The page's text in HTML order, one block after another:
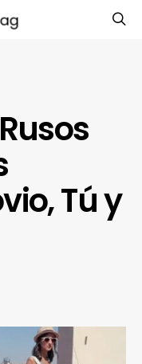
Tú y